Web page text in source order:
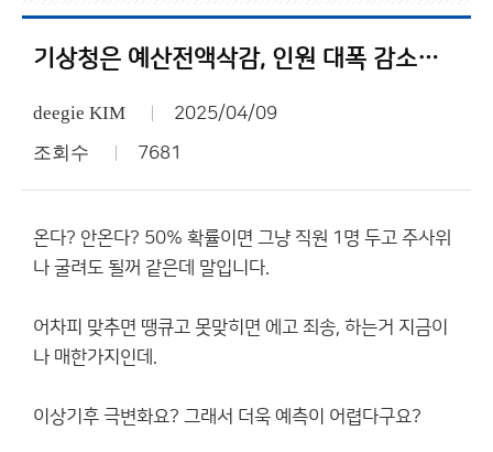
기상청은 예산전액삭감, 인원 대폭 감소하고 기상부나 기상처, 기상소로 축소해야한다고 본다.
deegie KIM 2025/04/09
조회수 7681
온다? 안온다? 50% 확률이면 그냥 직원 1명 두고 주사위
나 굴려도 될꺼 같은데 말입니다.
어차피 맞추면 땡큐고 못맞히면 에고 죄송, 하는거 지금이
나 매한가지인데.
이상기후 극변화요? 그래서 더욱 예측이 어렵다구요?